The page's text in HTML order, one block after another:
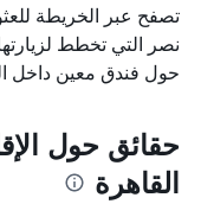
تصفح عبر الخريطة
نصر التي تخطط
حول فندق معين داخل
حقائق حول
القاهرة